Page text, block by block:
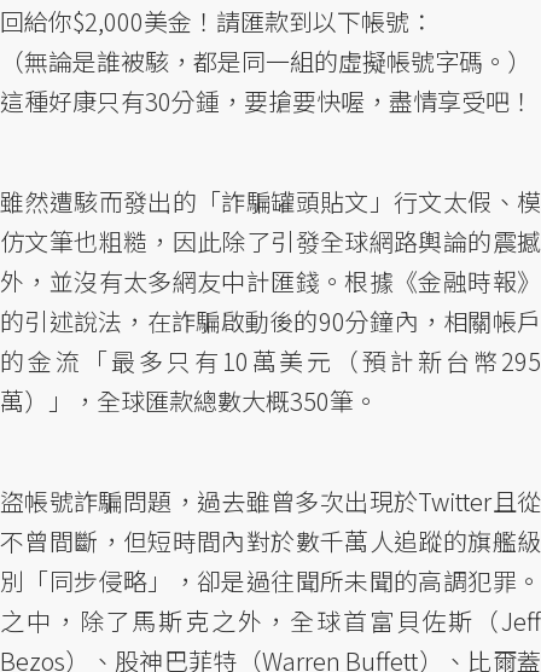
回給你$2,000美金！請匯款到以下帳號：
（無論是誰被駭，都是同一組的虛擬帳號字碼。）
這種好康只有30分鍾，要搶要快喔，盡情享受吧！
雖然遭駭而發出的「詐騙罐頭貼文」行文太假、模
仿文筆也粗糙，因此除了引發全球網路輿論的震撼
外，並沒有太多網友中計匯錢。根據《金融時報》
的引述說法，在詐騙啟動後的90分鐘內，相關帳戶
的金流「最多只有10萬美元（預計新台幣295
萬）」，全球匯款總數大概350筆。
盜帳號詐騙問題，過去雖曾多次出現於Twitter且從
不曾間斷，但短時間內對於數千萬人追蹤的旗艦級
別「同步侵略」，卻是過往聞所未聞的高調犯罪。
之中，除了馬斯克之外，全球首富貝佐斯（Jeff
Bezos）、股神巴菲特（Warren Buffett）、比爾蓋